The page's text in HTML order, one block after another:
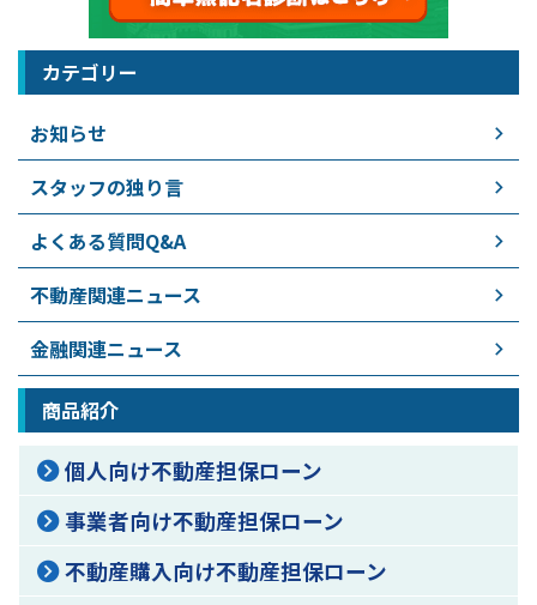
カテゴリー
お知らせ
スタッフの独り言
よくある質問Q&A
不動産関連ニュース
金融関連ニュース
商品紹介
個人向け不動産担保ローン
事業者向け不動産担保ローン
不動産購入向け不動産担保ローン